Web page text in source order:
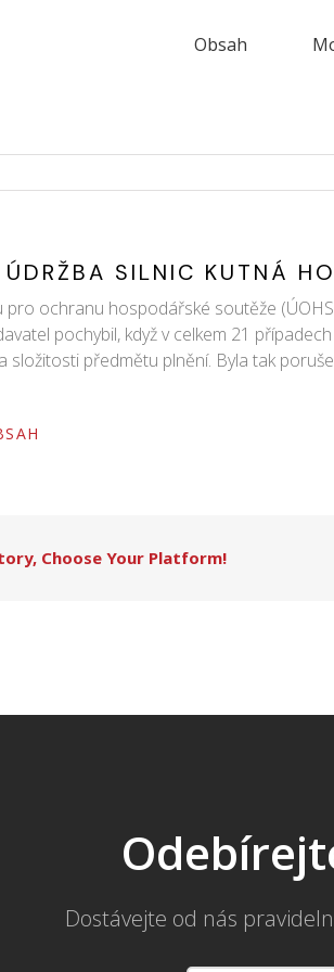
Obsah
ÚDRŽBA SILNIC KUTNÁ
pro ochranu hospodářské soutěže
pochybil, když v celkem 21
složitosti předmětu plnění. Byla tak
Choose Your Platform!
Dostávejte od nás